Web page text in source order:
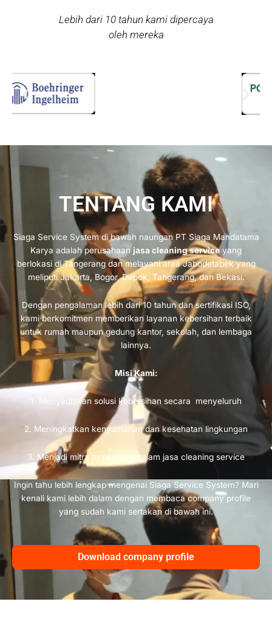
Lebih dari 10 tahun kami dipercaya
oleh mereka
TENTANG KAMI
Siaga Service System di bawah naungan PT Siaga Mandatama
Karya adalah perusahaan jasa cleaning serviceyang
berlokasi di Tangerang dan melayani area Jabodetabek yang
meliputi Jakarta, Bogor, Depok, Tangerang, dan Bekasi.
Dengan pengalaman lebih dari 10 tahun dan sertifikasi ISO,
kami berkomitmen memberikan layanan kebersihan terbaik
untuk rumah maupun gedung kantor, sekolah, dan lembaga
lainnya.
Misi Kami:
1. Menyediakan solusi kebersihan secara menyeluruh
2. Meningkatkan kenyamanan dan kesehatan lingkungan
3. Menjadi mitra terpercaya dalam jasa cleaning service
Ingin tahu lebih lengkap mengenai Siaga Service System? Mari
kenali kami lebih dalam dengan membaca company profile
yang sudah kami sertakan di bawah ini.
Download company profile